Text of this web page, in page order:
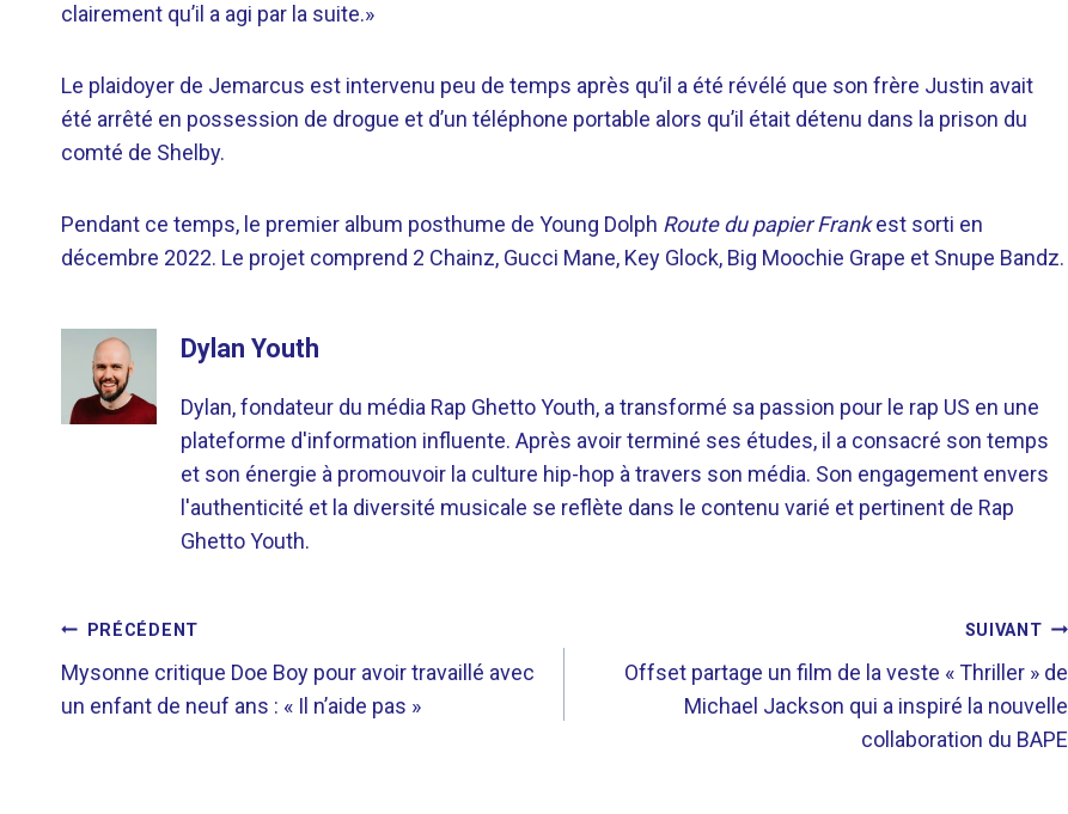
clairement qu’il a agi par la suite.»
Le plaidoyer de Jemarcus est intervenu peu de temps après qu’il a été révélé que son frère Justin avait
été arrêté en possession de drogue et d’un téléphone portable alors qu’il était détenu dans la prison du
comté de Shelby.
Pendant ce temps, le premier album posthume de Young Dolph Route du papier Frankest sorti en
décembre 2022. Le projet comprend 2 Chainz, Gucci Mane, Key Glock, Big Moochie Grape et Snupe Bandz.
Dylan Youth
Dylan, fondateur du média Rap Ghetto Youth, a transformé sa passion pour le rap US en une
plateforme d'information influente. Après avoir terminé ses études, il a consacré son temps
et son énergie à promouvoir la culture hip-hop à travers son média. Son engagement envers
l'authenticité et la diversité musicale se reflète dans le contenu varié et pertinent de Rap
Ghetto Youth.
NAVIGATION
DE
PRÉCÉDENT
Mysonne critique Doe Boy pour avoir travaillé avec
un enfant de neuf ans : « Il n’aide pas »
SUIVANT
Offset partage un film de la veste « Thriller » de
Michael Jackson qui a inspiré la nouvelle
collaboration du BAPE